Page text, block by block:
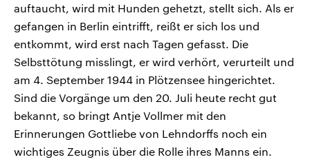
auftaucht, wird mit Hunden gehetzt, stellt sich. Als er
gefangen in Berlin eintrifft, reißt er sich los und
entkommt, wird erst nach Tagen gefasst. Die
Selbsttötung misslingt, er wird verhört, verurteilt und
am 4. September 1944 in Plötzensee hingerichtet.
Sind die Vorgänge um den 20. Juli heute recht gut
bekannt, so bringt Antje Vollmer mit den
Erinnerungen Gottliebe von Lehndorffs noch ein
wichtiges Zeugnis über die Rolle ihres Manns ein.